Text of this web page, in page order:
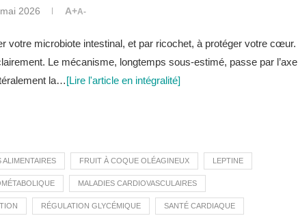
2026 A+A-
votre microbiote intestinal, et par ricochet, à protéger votre cœur.
Le mécanisme, longtemps sous-estimé, passe par l’axe
la…[Lire l'article en intégralité]
ALIMENTAIRES FRUIT À COQUE OLÉAGINEUX LEPTINE
MALADIES CARDIOVASCULAIRES
RÉGULATION GLYCÉMIQUE SANTÉ CARDIAQUE